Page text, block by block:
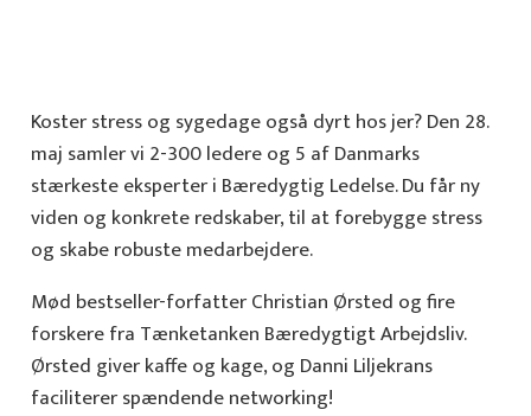
Koster stress og sygedage også dyrt hos jer? Den 28.
maj samler vi 2-300 ledere og 5 af Danmarks
stærkeste eksperter i Bæredygtig Ledelse.Du får ny
viden og konkrete redskaber, til at forebygge stress
og skabe robuste medarbejdere.
Mød bestseller-forfatter Christian Ørsted og fire
forskere fra Tænketanken Bæredygtigt Arbejdsliv.
Ørsted giver kaffe og kage, og Danni Liljekrans
faciliterer spændende networking!